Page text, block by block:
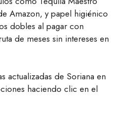
Amazon, y papel higiénico
dobles al pagar con
de meses sin intereses en
actualizadas de Soriana en
haciendo clic en el